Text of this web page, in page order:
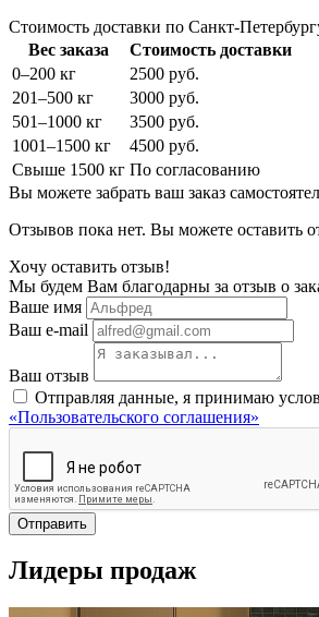
Стоимость доставки по Санкт-
Вес заказа
Стоимость доставки
0–200 кг
2500 руб.
201–500 кг
3000 руб.
501–1000 кг
3500 руб.
1001–1500 кг
4500 руб.
Свыше 1500 кг По согласованию
Вы можете забрать ваш заказ
Отзывов пока нет. Вы можете оставить
Хочу оставить отзыв!
Мы будем Вам благодарны за отзыв о
Ваше имя
Ваш e-mail
Ваш отзыв
Отправляя данные, я принимаю
«Пользовательского соглашения»
Отправить
Лидеры продаж